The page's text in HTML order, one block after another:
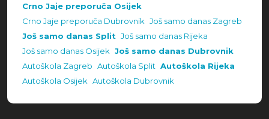
Crno Jaje preporuča Osijek
Crno Jaje preporuča Dubrovnik Još samo danas Zagreb
Još samo danas Split Još samo danas Rijeka
Još samo danas Osijek Još samo danas Dubrovnik
Autoškola Zagreb Autoškola Split Autoškola Rijeka
Autoškola Osijek Autoškola Dubrovnik